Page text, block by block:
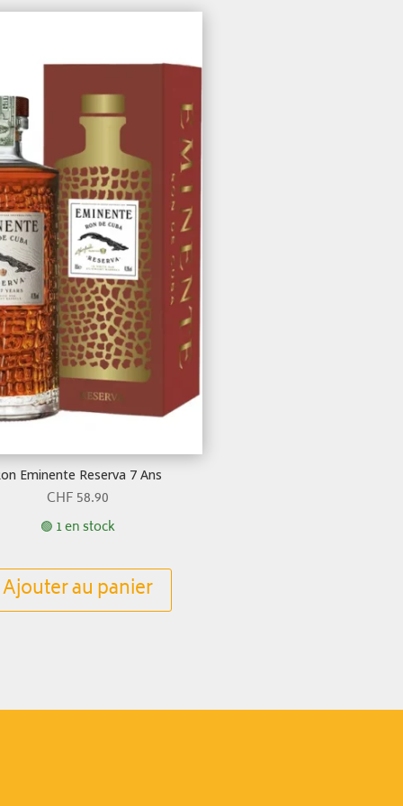
Eminente Reserva 7 Ans
CHF 58.90
🟢 1 en stock
Ajouter au panier